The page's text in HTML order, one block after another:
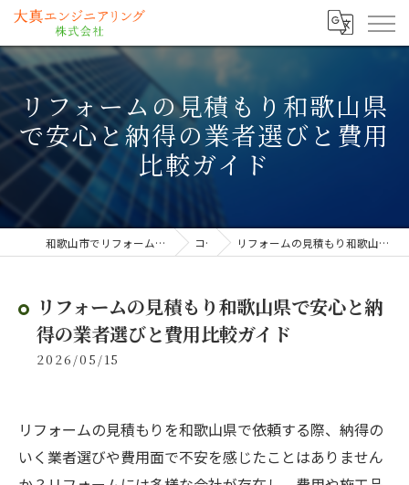
リフォームの見積もり和歌山県
で安心と納得の業者選びと費用
比較ガイド
和歌山市でリフォームなら大真エンジニアリング株式会社 コラム リフォームの見積もり和歌山県で安心と納得の業者選びと費用比較ガイド
リフォームの見積もり和歌山県で安心と納
得の業者選びと費用比較ガイド
2026/05/15
リフォームの見積もりを和歌山県で依頼する際、納得の
いく業者選びや費用面で不安を感じたことはありません